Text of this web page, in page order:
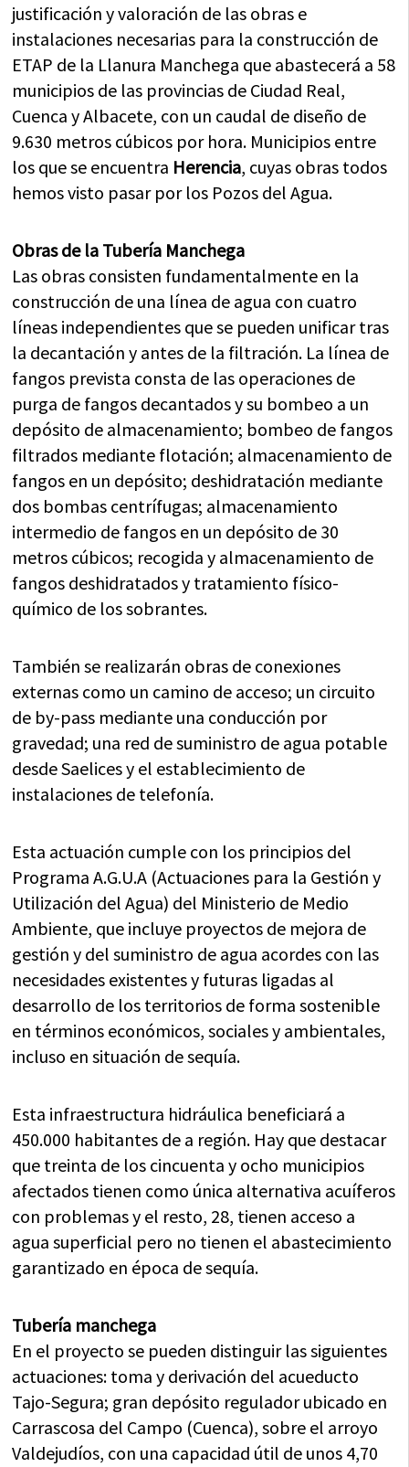
justificación y valoración de las obras e
instalaciones necesarias para la construcción de
ETAP de la Llanura Manchega que abastecerá a 58
municipios de las provincias de Ciudad Real,
Cuenca y Albacete, con un caudal de diseño de
9.630 metros cúbicos por hora. Municipios entre
los que se encuentra Herencia, cuyas obras todos
hemos visto pasar por los Pozos del Agua.
Obras de la Tubería Manchega
Las obras consisten fundamentalmente en la
construcción de una línea de agua con cuatro
líneas independientes que se pueden unificar tras
la decantación y antes de la filtración. La línea de
fangos prevista consta de las operaciones de
purga de fangos decantados y su bombeo a un
depósito de almacenamiento; bombeo de fangos
filtrados mediante flotación; almacenamiento de
fangos en un depósito; deshidratación mediante
dos bombas centrífugas; almacenamiento
intermedio de fangos en un depósito de 30
metros cúbicos; recogida y almacenamiento de
fangos deshidratados y tratamiento físico-
químico de los sobrantes.
También se realizarán obras de conexiones
externas como un camino de acceso; un circuito
de by-pass mediante una conducción por
gravedad; una red de suministro de agua potable
desde Saelices y el establecimiento de
instalaciones de telefonía.
Esta actuación cumple con los principios del
Programa A.G.U.A (Actuaciones para la Gestión y
Utilización del Agua) del Ministerio de Medio
Ambiente, que incluye proyectos de mejora de
gestión y del suministro de agua acordes con las
necesidades existentes y futuras ligadas al
desarrollo de los territorios de forma sostenible
en términos económicos, sociales y ambientales,
incluso en situación de sequía.
Esta infraestructura hidráulica beneficiará a
450.000 habitantes de a región. Hay que destacar
que treinta de los cincuenta y ocho municipios
afectados tienen como única alternativa acuíferos
con problemas y el resto, 28, tienen acceso a
agua superficial pero no tienen el abastecimiento
garantizado en época de sequía.
Tubería manchega
En el proyecto se pueden distinguir las siguientes
actuaciones: toma y derivación del acueducto
Tajo-Segura; gran depósito regulador ubicado en
Carrascosa del Campo (Cuenca), sobre el arroyo
Valdejudíos, con una capacidad útil de unos 4,70